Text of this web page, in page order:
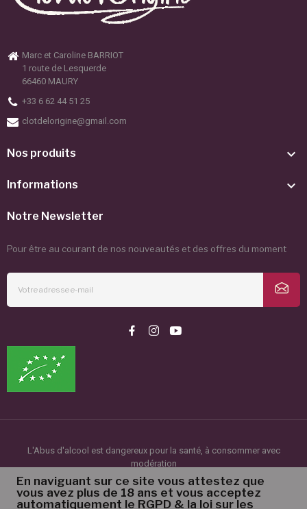
Marc et Caroline BARRIOT
1 route de Lesquerde
66460 MAURY
+33 6 62 44 51 25
clotdelorigine@gmail.com
Nos produits 
Informations 
Notre Newsletter
Pour être au courant de nos nouveautés et des offres du moment
L'Abus d'alcool est dangereux pour la santé, à consommer avec
modération
©2024 Le Clot de l'Origine. Tous droits réservés.
En naviguant sur ce site vous attestez que
vous avez plus de 18 ans et vous acceptez
automatiquement le RGPD & la loi sur les